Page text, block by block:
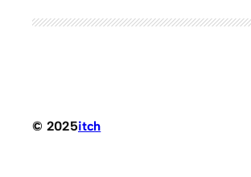
© 2025itch